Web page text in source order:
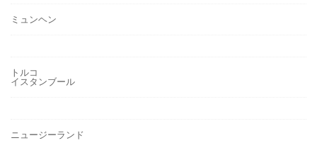
ミュンヘン
トルコ
イスタンブール
ニュージーランド